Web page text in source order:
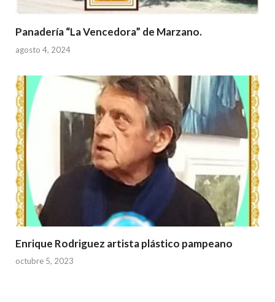
Panadería “La Vencedora” de Marzano.
agosto 4, 2024
Enrique Rodriguez artista plástico pampeano
octubre 5, 2023